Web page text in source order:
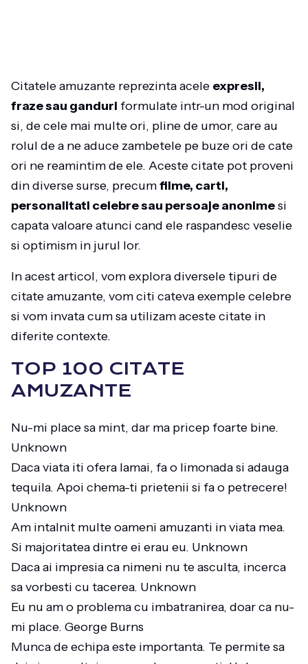
Citatele amuzante reprezinta acele expresii,
fraze sau ganduri formulate intr-un mod original
si, de cele mai multe ori, pline de umor, care au
rolul de a ne aduce zambetele pe buze ori de cate
ori ne reamintim de ele. Aceste citate pot proveni
din diverse surse, precumfilme, carti,
personalitati celebre sau persoaje anonimesi
capata valoare atunci cand ele raspandesc veselie
si optimism in jurul lor.
In acest articol, vom explora diversele tipuri de
citate amuzante, vom citi cateva exemple celebre
si vom invata cum sa utilizam aceste citate in
diferite contexte.
TOP 100 CITATE
AMUZANTE
Nu-mi place sa mint, dar ma pricep foarte bine.
Unknown
Daca viata iti ofera lamai, fa o limonada si adauga
tequila. Apoi chema-ti prietenii si fa o petrecere!
Unknown
Am intalnit multe oameni amuzanti in viata mea.
Si majoritatea dintre ei erau eu. Unknown
Daca ai impresia ca nimeni nu te asculta, incerca
sa vorbesti cu tacerea. Unknown
Eu nu am o problema cu imbatranirea, doar ca nu-
mi place. George Burns
Munca de echipa este importanta. Te permite sa